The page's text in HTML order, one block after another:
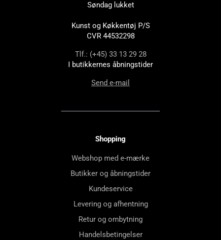
Søndag lukket
Kunst og Køkkentøj P/S
CVR 44532298
Tlf.: (+45) 33 13 29 28
I butikkernes åbningstider
Send e-mail
Shopping
Webshop med e-mærke
Butikker og åbningstider
Kundeservice
Levering og afhentning
Retur og ombytning
Handelsbetingelser